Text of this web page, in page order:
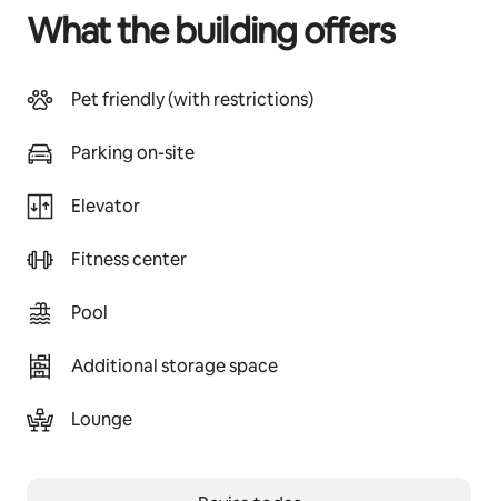
What the building offers
Pet friendly (with restrictions)
Parking on-site
Elevator
Fitness center
Pool
Additional storage space
Lounge